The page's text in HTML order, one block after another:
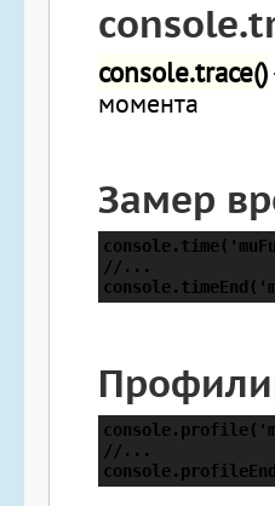
console.trace()
момента
Замер
//...
//...